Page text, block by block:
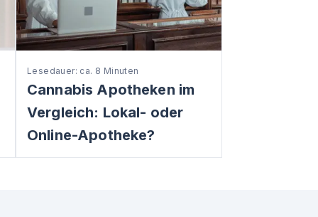
Lesedauer: ca. 8 Minuten
Cannabis Apotheken im
Vergleich: Lokal- oder
Online-Apotheke?